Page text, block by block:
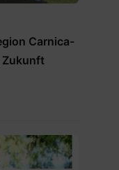
Carnica-
Zukunft